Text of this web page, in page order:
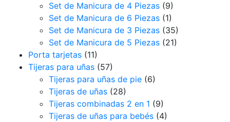
Set de Manicura de 4 Piezas (9)
Set de Manicura de 6 Piezas (1)
Set de Manicura de 3 Piezas (35)
Set de Manicura de 5 Piezas (21)
Porta tarjetas (11)
Tijeras para uñas (57)
Tijeras para uñas de pie (6)
Tijeras de uñas (28)
Tijeras combinadas 2 en 1 (9)
Tijeras de uñas para bebés (4)